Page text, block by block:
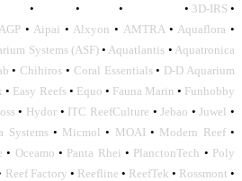
• • • • 3D-IRS •
AGP• Aipai • Alxyon • AMTRA• Aquaflora •
Systems (ASF)• Aquatlantis • Aquatronica
• Chihiros • Coral Essentials• D-D Aquarium
• Easy Reefs• Equo • Fauna Marin • Funhobby
• Hydor • ITC ReefCulture •Jebao •Juwel •
Systems• Micmol • MOAI • Modern Reef•
• Oceamo • Panta Rhei • PlanctonTech • Poly
Reef Factory • Reefline • ReefTek • Rossmont •